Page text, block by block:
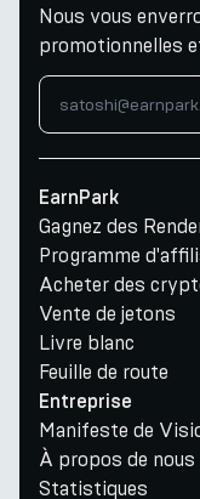
Nous vous
promotionnelles
EarnPark
Gagnez des
Programme
Acheter des
Vente de jetons
Livre blanc
Feuille de route
Entreprise
Manifeste de
À propos de nous
Statistiques